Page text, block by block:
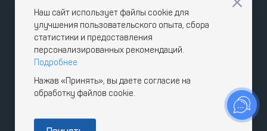
Наш сайт использует файлы cookie для
улучшения пользовательского опыта, сбора
статистики и предоставления
персонализированных рекомендаций.
Подробнее
Нажав «Принять», вы даете согласие на
обработку файлов cookie.